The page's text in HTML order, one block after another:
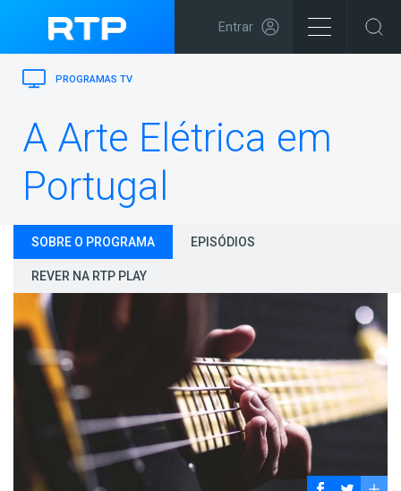
Entrar
PROGRAMAS TV
A Arte Elétrica em
Portugal
SOBRE O PROGRAMA EPISÓDIOS
REVER NA RTP PLAY